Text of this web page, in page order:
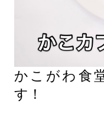
かこがわ食
す！